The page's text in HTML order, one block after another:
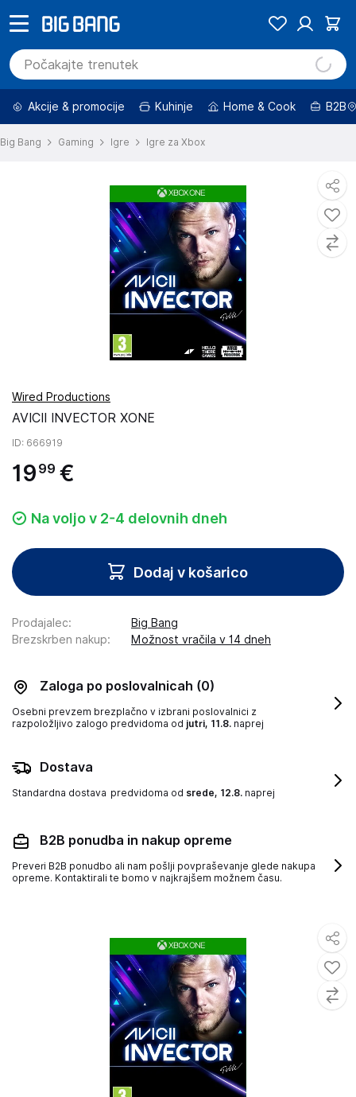
Akcije & promocije Kuhinje Home & Cook B2B
Big Bang Gaming Igre Igre za Xbox
Wired Productions
AVICII INVECTOR XONE
ID: 666919
19 99 €
Na voljo v 2-4 delovnih dneh
Dodaj v košarico
Prodajalec:
Big Bang
Brezskrben nakup: Možnost vračila v 14 dneh
Zaloga po poslovalnicah (0)
Osebni prevzem brezplačno v izbrani poslovalnici z
razpoložljivo zalogo predvidoma od jutri, 11.8. naprej
Dostava
Standardna dostava predvidoma od srede, 12.8. naprej
B2B ponudba in nakup opreme
Preveri B2B ponudbo ali nam pošlji povpraševanje glede nakupa
opreme. Kontaktirali te bomo v najkrajšem možnem času.